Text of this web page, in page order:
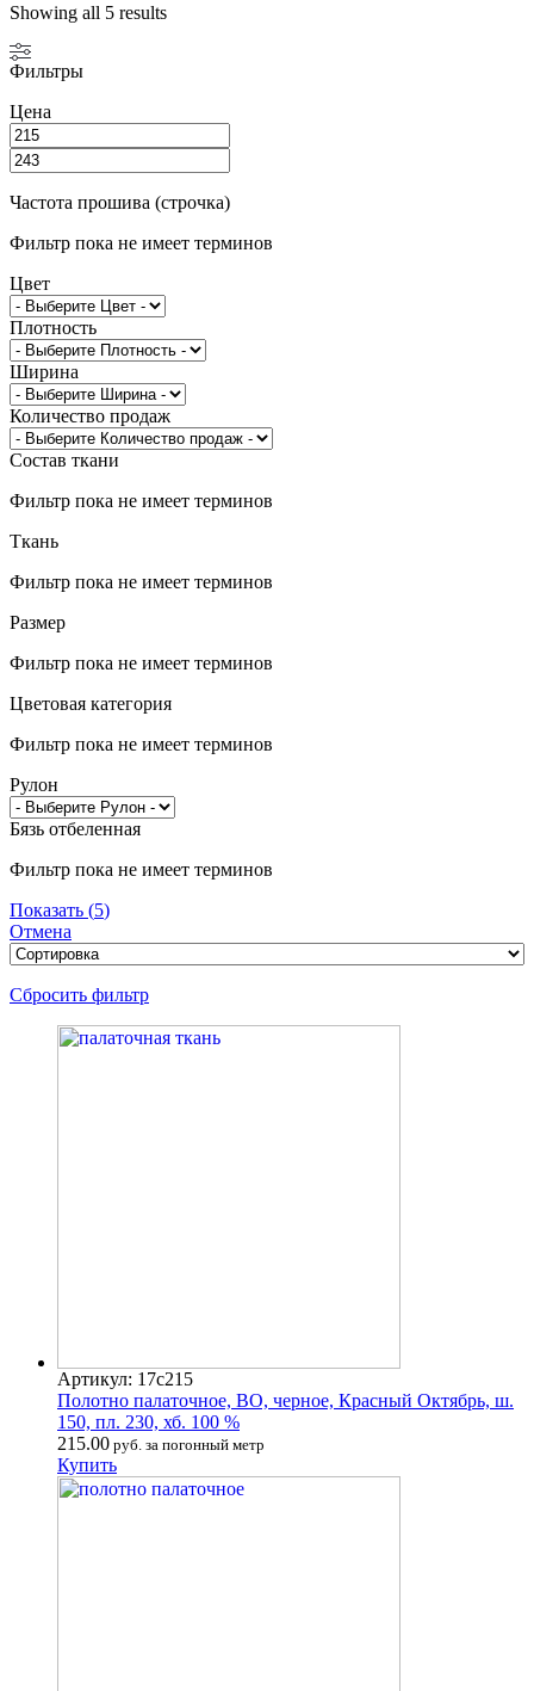
Showing all 5 results
Фильтры
Цена
Частота прошива (строчка)
Фильтр пока не имеет терминов
Цвет
Плотность
Ширина
Количество продаж
Состав ткани
Фильтр пока не имеет терминов
Ткань
Фильтр пока не имеет терминов
Размер
Фильтр пока не имеет терминов
Цветовая категория
Фильтр пока не имеет терминов
Рулон
Бязь отбеленная
Фильтр пока не имеет терминов
Показать (5)
Отмена
Сбросить фильтр
Артикул: 17с215
Полотно палаточное, ВО, черное, Красный Октябрь, ш.
150, пл. 230, хб. 100 %
215.00 руб. за погонный метр
Купить